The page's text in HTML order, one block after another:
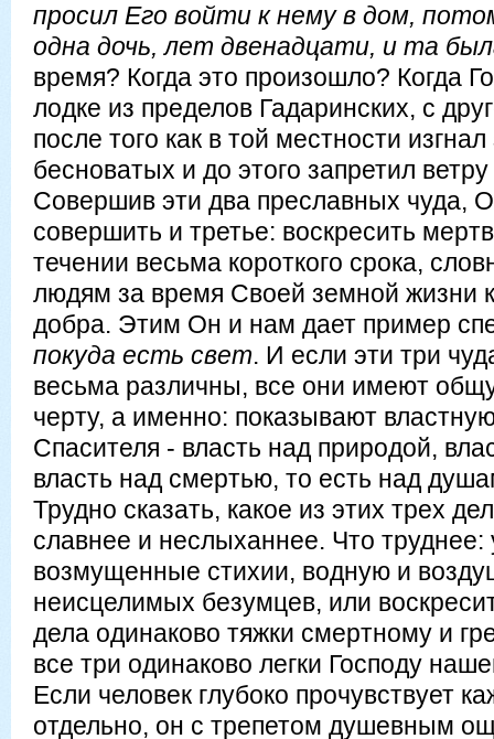
просил Его войти к нему в дом,
одна дочь, лет двенадцати, и та
время? Когда это произошло? Когда
лодке из пределов Гадаринских, с
после того как в той местности
бесноватых и до этого запретил
Совершив эти два преславных чуда,
совершить и третье: воскресить
течении весьма короткого срока,
людям за время Своей земной жизни
добра. Этим Он и нам дает пример
покуда есть свет. И если эти три
весьма различны, все они имеют
черту, а именно: показывают
Спасителя - власть над природой,
власть над смертью, то есть над
Трудно сказать, какое из этих трех
славнее и неслыханнее. Что труднее:
возмущенные стихии, водную и
неисцелимых безумцев, или
дела одинаково тяжки смертному и
все три одинаково легки Господу
Если человек глубоко прочувствует
отдельно, он с трепетом душевным